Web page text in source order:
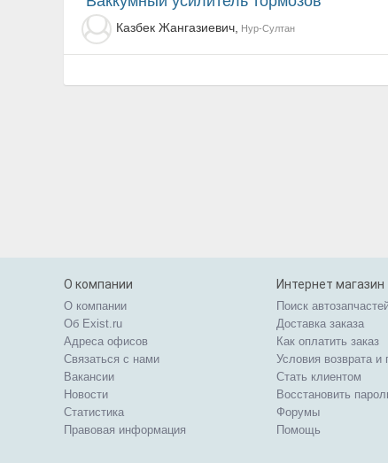
Казбек Жангазиевич, Нур-Султан
О компании
О компании
Об Exist.ru
Адреса офисов
Связаться с нами
Вакансии
Новости
Статистика
Правовая информация
Интернет магазин
Поиск
Доставка заказа
Как оплатить заказ
Условия возврата и
Стать клиентом
Восстановить
Форумы
Помощь